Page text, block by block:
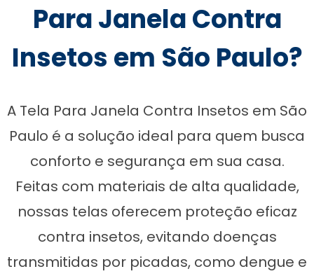
Para Janela Contra
Insetos em São Paulo?
A Tela Para Janela Contra Insetos em São
Paulo é a solução ideal para quem busca
conforto e segurança em sua casa.
Feitas com materiais de alta qualidade,
nossas telas oferecem proteção eficaz
contra insetos, evitando doenças
transmitidas por picadas, como dengue e